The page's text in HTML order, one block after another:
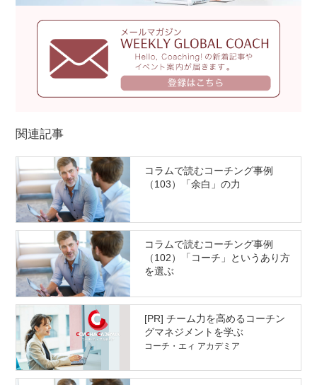
関連記事
コラムで読むコーチング事例
（103）「余白」の力
コラムで読むコーチング事例
（102）「コーチ」というあり方
を選ぶ
[PR] チーム力を高めるコーチン
グマネジメントを学ぶ
コーチ・エィ アカデミア